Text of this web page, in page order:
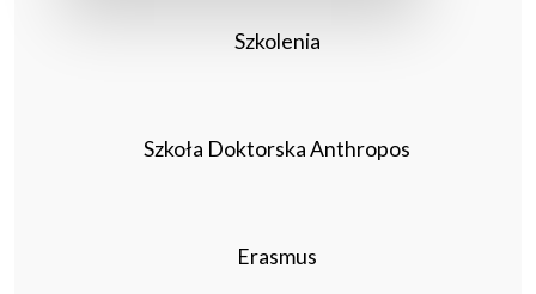
Szkolenia
Szkoła Doktorska Anthropos
Erasmus